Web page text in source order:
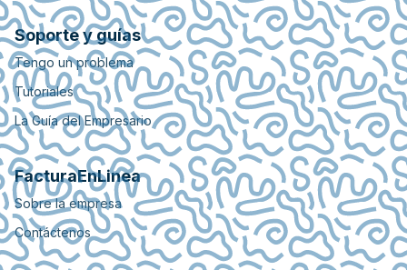
Soporte y guías
Tengo un problema
Tutoriales
La Guía del Empresario
FacturaEnLinea
Sobre la empresa
Contáctenos